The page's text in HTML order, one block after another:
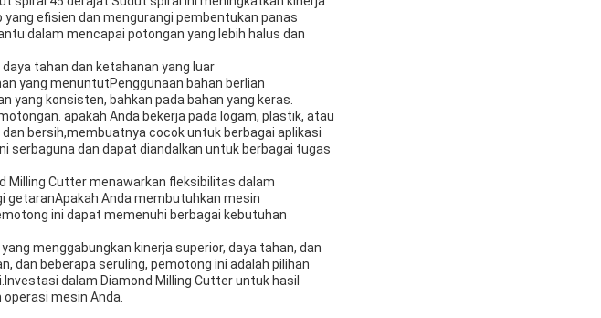
efisien dan mengurangi pembentukan panas
dalam mencapai potongan yang lebih halus dan
tahan dan ketahanan yang luar
yang menuntutPenggunaan bahan berlian
yang konsisten, bahkan pada bahan yang keras.
apakah Anda bekerja pada logam, plastik, atau
bersih,membuatnya cocok untuk berbagai aplikasi
serbaguna dan dapat diandalkan untuk berbagai tugas
Milling Cutter menawarkan fleksibilitas dalam
getaranApakah Anda membutuhkan mesin
ini dapat memenuhi berbagai kebutuhan
menggabungkan kinerja superior, daya tahan, dan
dan beberapa seruling, pemotong ini adalah pilihan
dalam Diamond Milling Cutter untuk hasil
mesin Anda.